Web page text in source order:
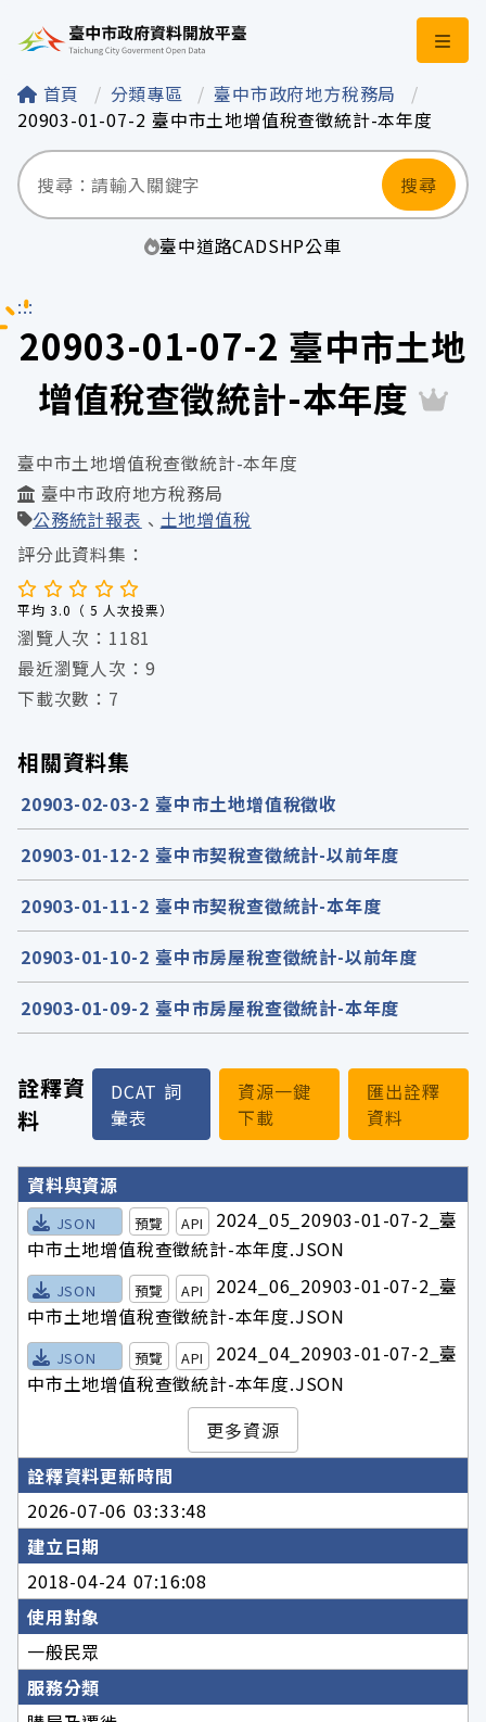
臺中市政府資料開
首頁 分類專區
臺中市政府地方稅務局
20903-01-07-2 臺中市土地增值稅查徵統計-本年度
搜尋
臺中道路CADSHP公車
:::
20903-01-07-2 臺中市土地
增值稅查徵統計-本年度
詮釋資
料
DCAT 詞
彙表
資源一鍵
下載
匯出詮釋
資料
詮釋資料詳細內容
資料與資源
JSON 預覽 API
2024_05_20903-01-07-2_臺
中市土地增值稅查徵統計-本年度.JSON
JSON 預覽 API
2024_06_20903-01-07-2_臺
中市土地增值稅查徵統計-本年度.JSON
JSON 預覽 API
2024_04_20903-01-07-2_臺
中市土地增值稅查徵統計-本年度.JSON
更多資源
詮釋資料更新時間
2026-07-06 03:33:48
建立日期
2018-04-24 07:16:08
使用對象
一般民眾
服務分類
臺中市土地增值稅查徵統計-本年度
臺中市政府地方稅務局
公務統計報表
土地增值稅
評分此資料集：
平均 3.0（ 5 人次投票）
瀏覽人次：1181
最近瀏覽人次：9
下載次數：7
相關資料集
20903-02-03-2 臺中市土地增值稅徵收
20903-01-12-2 臺中市契稅查徵統計-以前年度
20903-01-11-2 臺中市契稅查徵統計-本年度
20903-01-10-2 臺中市房屋稅查徵統計-以前年度
20903-01-09-2 臺中市房屋稅查徵統計-本年度